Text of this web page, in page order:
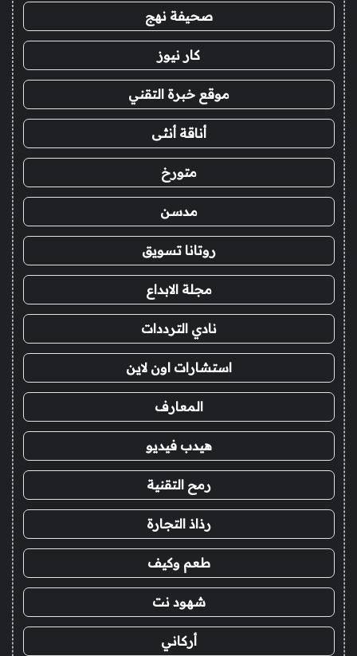
صحيفة نهج
كار نيوز
موقع خبرة التقني
أناقة أنثى
متورخ
مدسن
روتانا تسويق
مجلة الابداع
نادي الترددات
استشارات اون لاين
المعارف
هيدب فيديو
رمح التقنية
رذاذ التجارة
طعم وكيف
شهود نت
أركاني